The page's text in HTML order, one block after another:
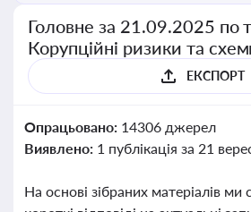
Головне за 21.09.2025 по
Корупційні ризики та
ЕКСПОРТ
Опрацьовано: 14306 джерел
Виявлено: 1 публікація за 21
На основі зібраних матеріалів